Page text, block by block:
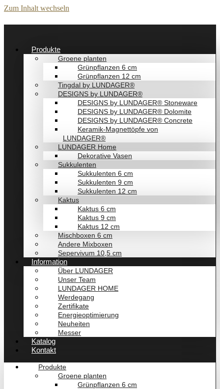
Zum Inhalt wechseln
Produkte
Groene planten
Grünpflanzen 6 cm
Grünpflanzen 12 cm
Tingdal by LUNDAGER®
DESIGNS by LUNDAGER®
DESIGNS by LUNDAGER® Stoneware
DESIGNS by LUNDAGER® Dolomite
DESIGNS by LUNDAGER® Concrete
Keramik-Magnettöpfe von
LUNDAGER®
LUNDAGER Home
Dekorative Vasen
Sukkulenten
Sukkulenten 6 cm
Sukkulenten 9 cm
Sukkulenten 12 cm
Kaktus
Kaktus 6 cm
Kaktus 9 cm
Kaktus 12 cm
Mischboxen 6 cm
Andere Mixboxen
Sepervivum 10,5 cm
Information
Über LUNDAGER
Unser Team
LUNDAGER HOME
Werdegang
Zertifikate
Energieoptimierung
Neuheiten
Messer
Katalog
Kontakt
Produkte
Groene planten
Grünpflanzen 6 cm